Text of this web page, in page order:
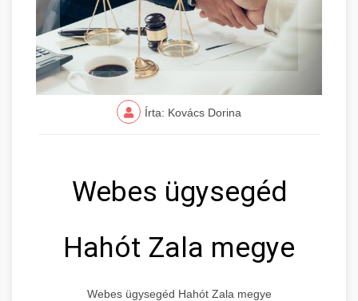
Írta: Kovács Dorina
Webes ügysegéd
Hahót Zala megye
Webes ügysegéd Hahót Zala megye